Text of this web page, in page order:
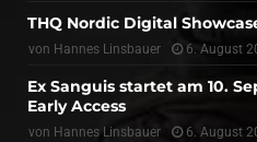
THQ Nordic Digital
von Hannes Linsbauer 6. August
Ex Sanguis startet am 10.
Early Access
von Hannes Linsbauer 6. August